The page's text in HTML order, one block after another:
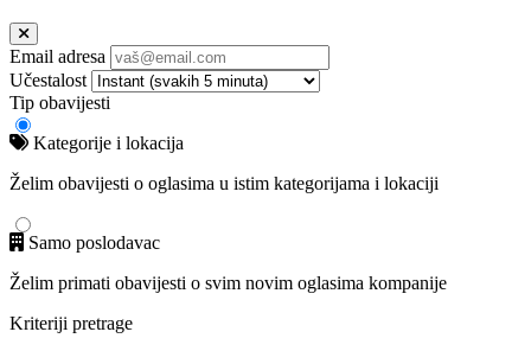
Email adresa
Učestalost
Tip obavijesti
Kategorije i lokacija
Želim obavijesti o oglasima u istim kategorijama i lokaciji
Samo poslodavac
Želim primati obavijesti o svim novim oglasima kompanije
Kriteriji pretrage